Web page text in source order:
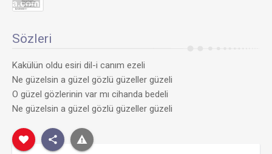
Sözleri
Kakülün oldu esiri dil-i canım ezeli
Ne güzelsin a güzel gözlü güzeller güzeli
O güzel gözlerinin var mı cihanda bedeli
Ne güzelsin a güzel gözlü güzeller güzeli